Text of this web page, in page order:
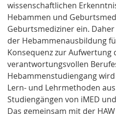
wissenschaftlichen
Hebammen und
Geburtsmediziner ein.
der Hebammenausbildung
Konsequenz zur Aufwertung
verantwortungsvollen
Hebammenstudiengang
Lern- und Lehrmethoden
Studiengängen von iMED
Das gemeinsam mit der